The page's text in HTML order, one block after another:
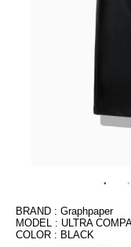
BRAND : Graphpaper
MODEL : ULTRA
COLOR : BLACK